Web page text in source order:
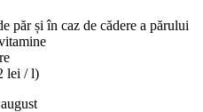
păr și în caz de cădere a părului
lei / l)